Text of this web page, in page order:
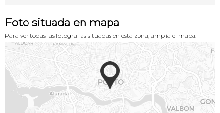
Foto situada en mapa
Para ver todas las fotografías situadas en esta zona, amplía el mapa.